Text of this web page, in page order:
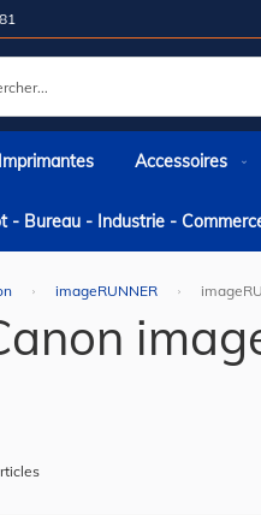
Imprimantes Accessoires
- Bureau - Industrie -
imageRUNNER